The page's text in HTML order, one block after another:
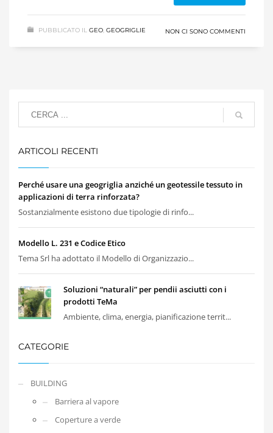
PUBBLICATO IL GEO, GEOGRIGLIE NON CI SONO COMMENTI
ARTICOLI RECENTI
Perché usare una geogriglia anziché un geotessile tessuto in
applicazioni di terra rinforzata?
Sostanzialmente esistono due tipologie di rinfo...
Modello L. 231 e Codice Etico
Tema Srl ha adottato il Modello di Organizzazio...
Soluzioni “naturali” per pendii asciutti con i
prodotti TeMa
Ambiente, clima, energia, pianificazione territ...
CATEGORIE
BUILDING
Barriera al vapore
Coperture a verde